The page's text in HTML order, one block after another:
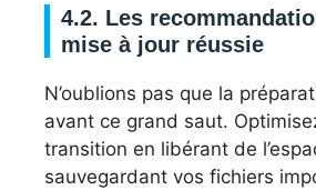
4.2. Les
mise à jour réussie
N’oublions pas que la
avant ce grand saut.
transition en libérant de
sauvegardant vos fichiers